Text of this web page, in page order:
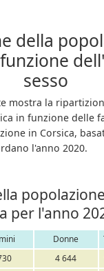
della
sesso
mostra la
in funzione delle
in Corsica,
l'anno 2020.
per l'anno
Donne
4 644